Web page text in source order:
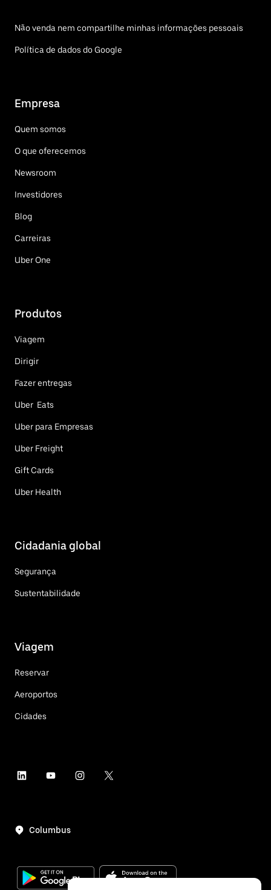
Não venda nem compartilhe minhas informações pessoais
Política de dados do Google
Empresa
Quem somos
O que oferecemos
Newsroom
Investidores
Blog
Carreiras
Uber One
Produtos
Viagem
Dirigir
Fazer entregas
Uber Eats
Uber para Empresas
Uber Freight
Gift Cards
Uber Health
Cidadania global
Segurança
Sustentabilidade
Viagem
Reservar
Aeroportos
Cidades
Columbus